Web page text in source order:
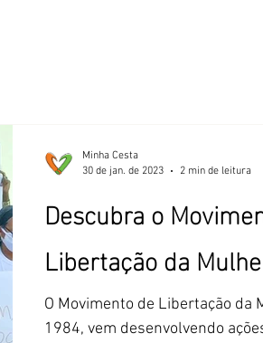
Descubra o
Libertação da
O Movimento de Libertação da
1984, vem desenvolvendo
Minha Cesta
30 de jan. de 2023
2 min de leitura